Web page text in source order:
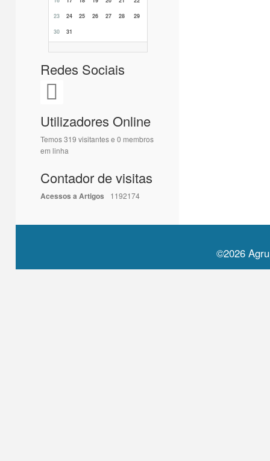
23
24 25 26 27 28
29
30
31
Redes Sociais
Utilizadores Online
Temos 319 visitantes e 0 membros
em linha
Contador de visitas
Acessos a Artigos 1192174
©2026